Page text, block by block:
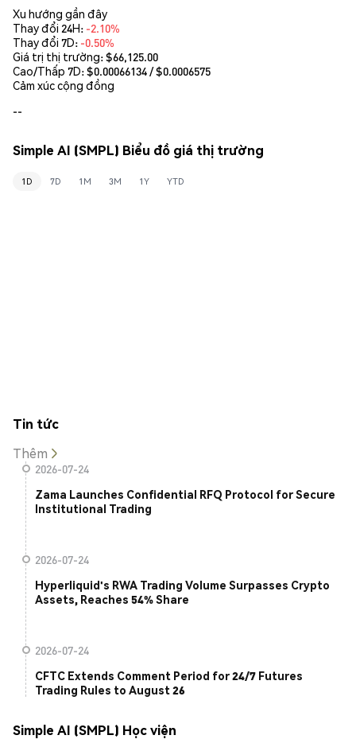
Xu hướng gần đây
Thay đổi 24H: -2.10%
Thay đổi 7D: -0.50%
Giá trị thị trường:$66,125.00
Cao/Thấp 7D: $0.00066134/ $0.0006575
Cảm xúc cộng đồng
--
Simple AI (SMPL) Biểu đồ giá thị trường
1D 7D 1M 3M 1Y YTD
Tin tức
Thêm
2026-07-24
Zama Launches Confidential RFQ Protocol for Secure
Institutional Trading
2026-07-24
Hyperliquid's RWA Trading Volume Surpasses Crypto
Assets, Reaches 54% Share
2026-07-24
CFTC Extends Comment Period for 24/7 Futures
Trading Rules to August 26
Simple AI (SMPL) Học viện